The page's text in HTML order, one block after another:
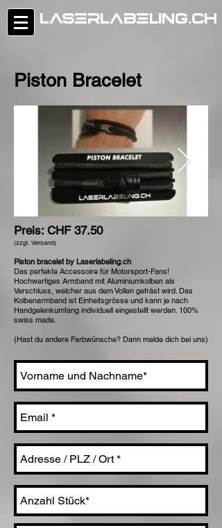
laserlabeling.ch
Piston Bracelet
Preis: CHF 37.50
(zzgl. Versand)
Piston bracelet by Laserlabeling.ch
Das perfekte Accessoire für Motorsport-Fans!
Hochwertiges Armband mit Aluminiumkolben als
Verschluss, welcher aus dem Vollen gefräst wird. Das
Kolbenarmband ist Einheitsgrösse und kann je nach
Handgelenkumfang individuell eingestellt werden. 100%
swiss made.
(Hast du andere Farbwünsche? Dann melde dich bei uns)